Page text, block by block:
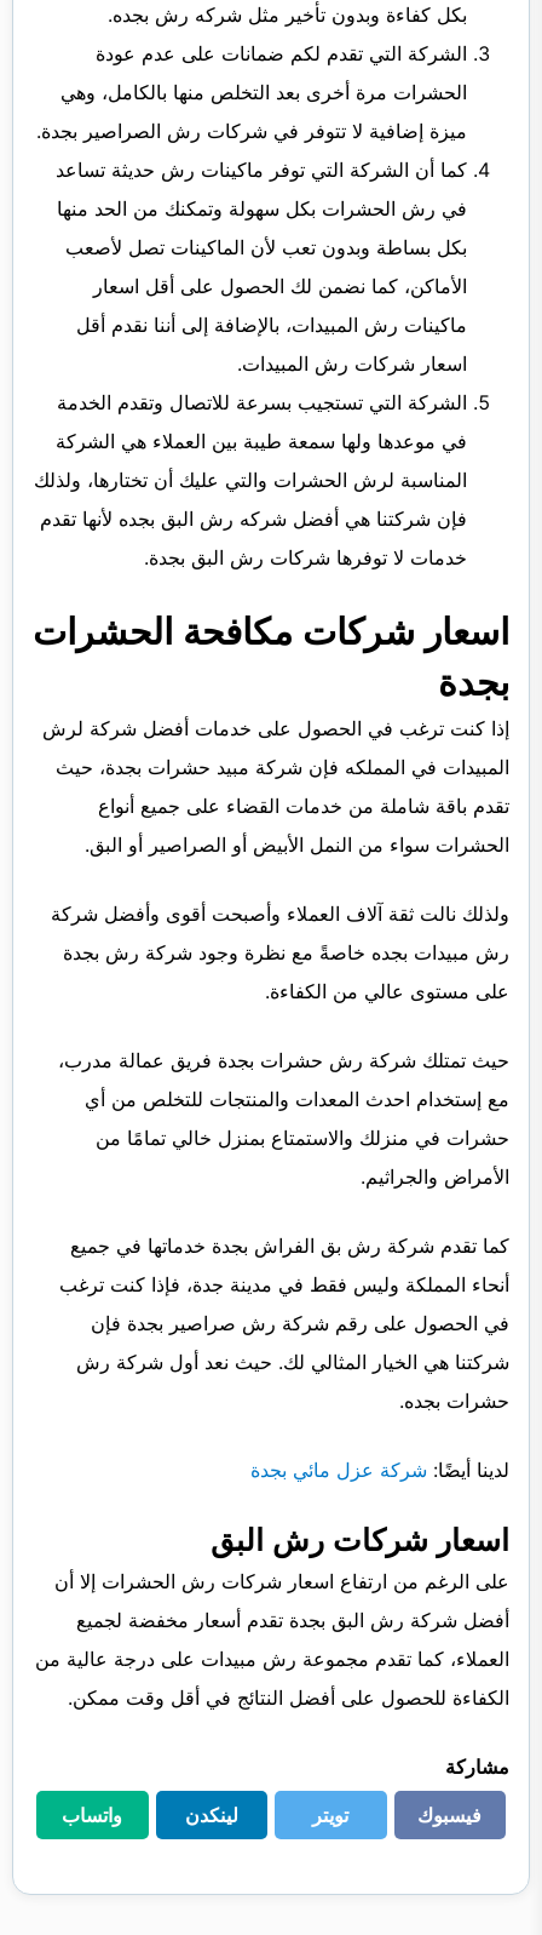
بكل كفاءة وبدون تأخير مثل شركه رش بجده.
الشركة التي تقدم لكم ضمانات على عدم عودة
الحشرات مرة أخرى بعد التخلص منها بالكامل، وهي
ميزة إضافية لا تتوفر في شركات رش الصراصير بجدة.
كما أن الشركة التي توفر ماكينات رش حديثة تساعد
في رش الحشرات بكل سهولة وتمكنك من الحد منها
بكل بساطة وبدون تعب لأن الماكينات تصل لأصعب
الأماكن، كما نضمن لك الحصول على أقل اسعار
ماكينات رش المبيدات، بالإضافة إلى أننا نقدم أقل
اسعار شركات رش المبيدات.
الشركة التي تستجيب بسرعة للاتصال وتقدم الخدمة
في موعدها ولها سمعة طيبة بين العملاء هي الشركة
المناسبة لرش الحشرات والتي عليك أن تختارها، ولذلك
فإن شركتنا هي أفضل شركه رش البق بجده لأنها تقدم
خدمات لا توفرها شركات رش البق بجدة.
اسعار شركات مكافحة الحشرات
بجدة
إذا كنت ترغب في الحصول على خدمات أفضل شركة لرش
المبيدات في المملكه فإن شركة مبيد حشرات بجدة، حيث
تقدم باقة شاملة من خدمات القضاء على جميع أنواع
الحشرات سواء من النمل الأبيض أو الصراصير أو البق.
ولذلك نالت ثقة آلاف العملاء وأصبحت أقوى وأفضل شركة
رش مبيدات بجده خاصةً مع نظرة وجود شركة رش بجدة
على مستوى عالي من الكفاءة.
حيث تمتلك شركة رش حشرات بجدة فريق عمالة مدرب،
مع إستخدام احدث المعدات والمنتجات للتخلص من أي
حشرات في منزلك والاستمتاع بمنزل خالي تمامًا من
الأمراض والجراثيم.
كما تقدم شركة رش بق الفراش بجدة خدماتها في جميع
أنحاء المملكة وليس فقط في مدينة جدة، فإذا كنت ترغب
في الحصول على رقم شركة رش صراصير بجدة فإن
شركتنا هي الخيار المثالي لك. حيث نعد أول شركة رش
حشرات بجده.
لدينا أيضًا: شركة عزل مائي بجدة
اسعار شركات رش البق
على الرغم من ارتفاع اسعار شركات رش الحشرات إلا أن
أفضل شركة رش البق بجدة تقدم أسعار مخفضة لجميع
العملاء، كما تقدم مجموعة رش مبيدات على درجة عالية من
الكفاءة للحصول على أفضل النتائج في أقل وقت ممكن.
مشاركة
فيسبوك
فيسبوك
تويتر
تويتر
لينكدن
لينكدن
واتساب
واتساب